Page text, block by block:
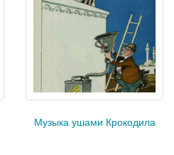
Музыка ушами Крокодила